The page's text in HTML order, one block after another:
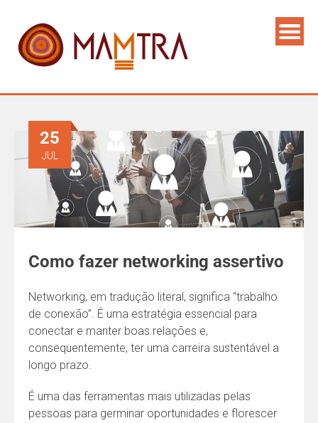
Como fazer networking assertivo
25
JUL
Networking, em tradução literal, significa “trabalho
de conexão”. É uma estratégia essencial para
conectar e manter boas relações e,
consequentemente, ter uma carreira sustentável a
longo prazo.
É uma das ferramentas mais utilizadas pelas
pessoas para germinar oportunidades e florescer